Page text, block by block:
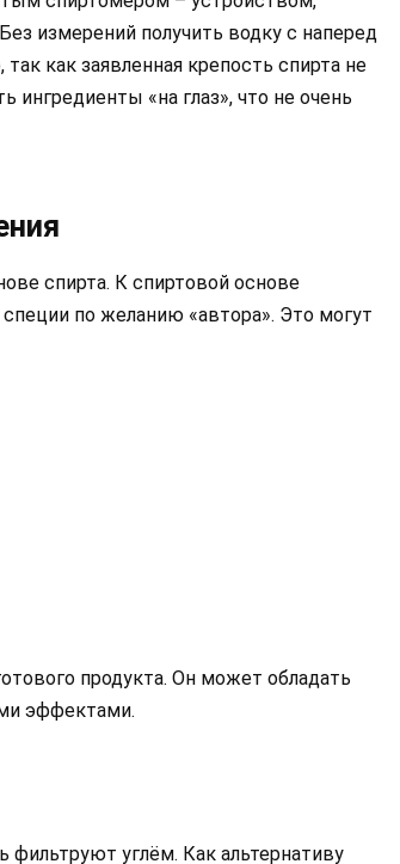
измерений получить водку с наперед
как заявленная крепость спирта не
ингредиенты «на глаз», что не очень
спирта. К спиртовой основе
по желанию «автора». Это могут
продукта. Он может обладать
эффектами.
фильтруют углём. Как альтернативу